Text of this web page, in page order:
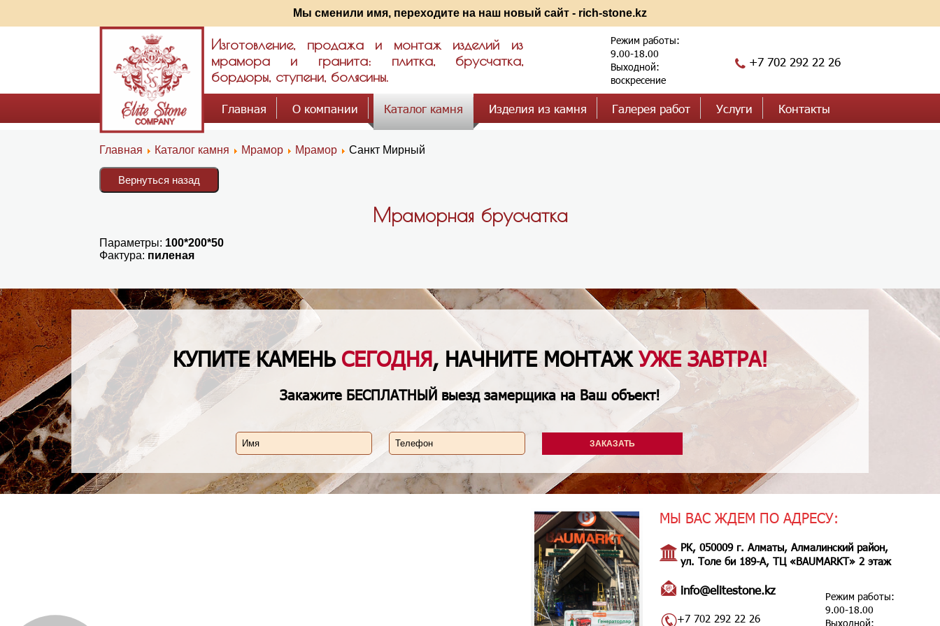
Мы сменили имя, переходите на наш новый сайт - rich-stone.kz
Изготовление, продажа и монтаж изделий из
мрамора и гранита: плитка, брусчатка,
бордюры, ступени, болясины.
Режим работы:
9.00-18.00
Выходной:
воскресение
+7 702 292 22 26
Главная О компании Каталог камня Изделия из камня Галерея работ Услуги Контакты
Главная Каталог камня Мрамор Мрамор Санкт Мирный
Мраморная брусчатка
Параметры: 100*200*50
Фактура: пиленая
КУПИТЕ КАМЕНЬ СЕГОДНЯ, НАЧНИТЕ МОНТАЖ УЖЕ ЗАВТРА!
Закажите БЕСПЛАТНЫЙ выезд замерщика на Ваш объект!
ЗАКАЗАТЬ
МЫ ВАС ЖДЕМ ПО АДРЕСУ:
РК, 050009 г. Алматы, Алмалинский район,
ул. Толе би 189-А, ТЦ «BAUMARKT» 2 этаж
info@elitestone.kz
+7 702 292 22 26
Режим работы:
9.00-18.00
Выходной: